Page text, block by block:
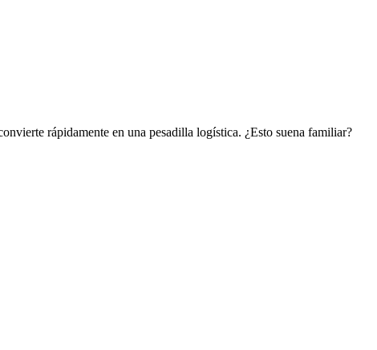
rápidamente en una pesadilla logística. ¿Esto suena familiar?